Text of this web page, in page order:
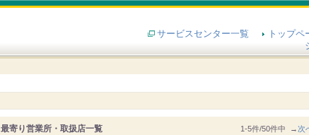
サービスセンター一覧
トップペ
最寄り営業所・取扱店一覧 1-5件/50件中 →次